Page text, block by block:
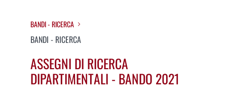
BANDI - RICERCA
BANDI - RICERCA
ASSEGNI DI RICERCA
DIPARTIMENTALI - BANDO 2021